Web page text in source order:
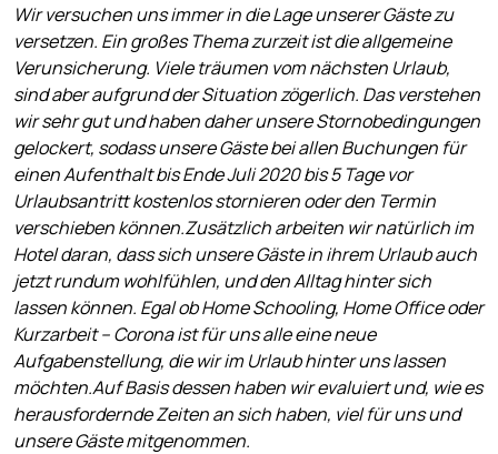
Wir versuchen uns immer in die Lage unserer Gäste zu
versetzen. Ein großes Thema zurzeit ist die allgemeine
Verunsicherung. Viele träumen vom nächsten Urlaub,
sind aber aufgrund der Situation zögerlich. Das verstehen
wir sehr gut und haben daher unsere Stornobedingungen
gelockert, sodass unsere Gäste bei allen Buchungen für
einen Aufenthalt bis Ende Juli 2020 bis 5 Tage vor
Urlaubsantritt kostenlos stornieren oder den Termin
verschieben können.Zusätzlich arbeiten wir natürlich im
Hotel daran, dass sich unsere Gäste in ihrem Urlaub auch
jetzt rundum wohlfühlen, und den Alltag hinter sich
lassen können. Egal ob Home Schooling, Home Office oder
Kurzarbeit – Corona ist für uns alle eine neue
Aufgabenstellung, die wir im Urlaub hinter uns lassen
möchten.Auf Basis dessen haben wir evaluiert und, wie es
herausfordernde Zeiten an sich haben, viel für uns und
unsere Gäste mitgenommen.